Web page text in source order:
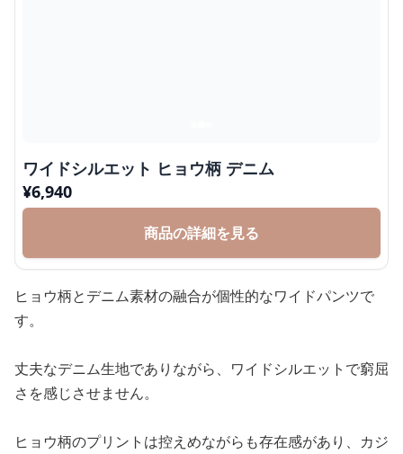
ワイドシルエット ヒョウ柄 デニム
¥6,940
商品の詳細を見る
ヒョウ柄とデニム素材の融合が個性的なワイドパンツで
す。
丈夫なデニム生地でありながら、ワイドシルエットで窮屈
さを感じさせません。
ヒョウ柄のプリントは控えめながらも存在感があり、カジ